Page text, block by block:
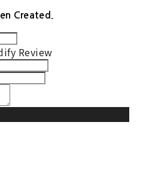
Created.
Review